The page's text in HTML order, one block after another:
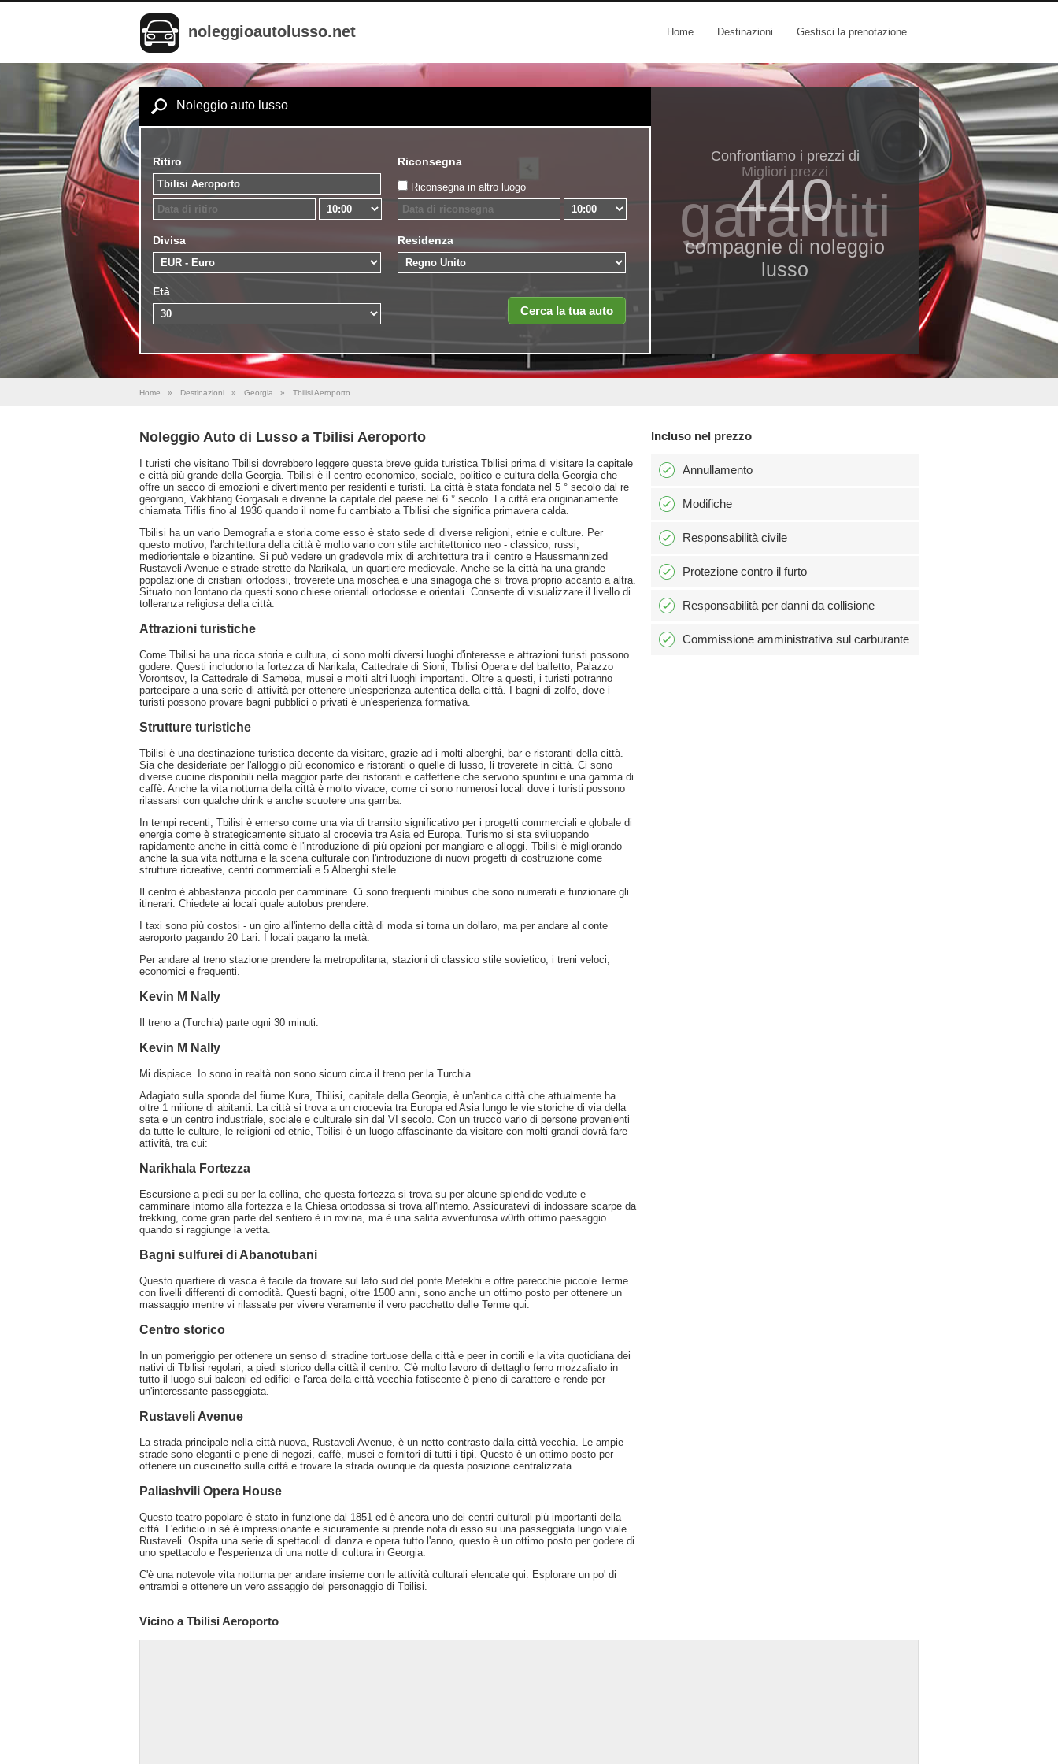
noleggioautolusso.net Home Destinazioni Gestisci la prenotazione
Noleggio auto lusso
Ritiro Riconsegna
Riconsegna in altro luogo
Divisa Residenza
Età
Confrontiamo i prezzi di
440
compagnie di noleggio
lusso
Migliori prezzi
garantiti
Home » Destinazioni » Georgia » Tbilisi Aeroporto
Noleggio Auto di Lusso a Tbilisi Aeroporto
I turisti che visitano Tbilisi dovrebbero leggere questa breve guida turistica Tbilisi prima di visitare la capitale
e città più grande della Georgia. Tbilisi è il centro economico, sociale, politico e cultura della Georgia che
offre un sacco di emozioni e divertimento per residenti e turisti. La città è stata fondata nel 5 ° secolo dal re
georgiano, Vakhtang Gorgasali e divenne la capitale del paese nel 6 ° secolo. La città era originariamente
chiamata Tiflis fino al 1936 quando il nome fu cambiato a Tbilisi che significa primavera calda.
Tbilisi ha un vario Demografia e storia come esso è stato sede di diverse religioni, etnie e culture. Per
questo motivo, l'architettura della città è molto vario con stile architettonico neo - classico, russi,
mediorientale e bizantine. Si può vedere un gradevole mix di architettura tra il centro e Haussmannized
Rustaveli Avenue e strade strette da Narikala, un quartiere medievale. Anche se la città ha una grande
popolazione di cristiani ortodossi, troverete una moschea e una sinagoga che si trova proprio accanto a altra.
Situato non lontano da questi sono chiese orientali ortodosse e orientali. Consente di visualizzare il livello di
tolleranza religiosa della città.
Attrazioni turistiche
Come Tbilisi ha una ricca storia e cultura, ci sono molti diversi luoghi d'interesse e attrazioni turisti possono
godere. Questi includono la fortezza di Narikala, Cattedrale di Sioni, Tbilisi Opera e del balletto, Palazzo
Vorontsov, la Cattedrale di Sameba, musei e molti altri luoghi importanti. Oltre a questi, i turisti potranno
partecipare a una serie di attività per ottenere un'esperienza autentica della città. I bagni di zolfo, dove i
turisti possono provare bagni pubblici o privati è un'esperienza formativa.
Strutture turistiche
Tbilisi è una destinazione turistica decente da visitare, grazie ad i molti alberghi, bar e ristoranti della città.
Sia che desideriate per l'alloggio più economico e ristoranti o quelle di lusso, li troverete in città. Ci sono
diverse cucine disponibili nella maggior parte dei ristoranti e caffetterie che servono spuntini e una gamma di
caffè. Anche la vita notturna della città è molto vivace, come ci sono numerosi locali dove i turisti possono
rilassarsi con qualche drink e anche scuotere una gamba.
In tempi recenti, Tbilisi è emerso come una via di transito significativo per i progetti commerciali e globale di
energia come è strategicamente situato al crocevia tra Asia ed Europa. Turismo si sta sviluppando
rapidamente anche in città come è l'introduzione di più opzioni per mangiare e alloggi. Tbilisi è migliorando
anche la sua vita notturna e la scena culturale con l'introduzione di nuovi progetti di costruzione come
strutture ricreative, centri commerciali e 5 Alberghi stelle.
Il centro è abbastanza piccolo per camminare. Ci sono frequenti minibus che sono numerati e funzionare gli
itinerari. Chiedete ai locali quale autobus prendere.
I taxi sono più costosi - un giro all'interno della città di moda si torna un dollaro, ma per andare al conte
aeroporto pagando 20 Lari. I locali pagano la metà.
Per andare al treno stazione prendere la metropolitana, stazioni di classico stile sovietico, i treni veloci,
economici e frequenti.
Kevin M Nally
Il treno a (Turchia) parte ogni 30 minuti.
Kevin M Nally
Mi dispiace. Io sono in realtà non sono sicuro circa il treno per la Turchia.
Adagiato sulla sponda del fiume Kura, Tbilisi, capitale della Georgia, è un'antica città che attualmente ha
oltre 1 milione di abitanti. La città si trova a un crocevia tra Europa ed Asia lungo le vie storiche di via della
seta e un centro industriale, sociale e culturale sin dal VI secolo. Con un trucco vario di persone provenienti
da tutte le culture, le religioni ed etnie, Tbilisi è un luogo affascinante da visitare con molti grandi dovrà fare
attività, tra cui:
Narikhala Fortezza
Escursione a piedi su per la collina, che questa fortezza si trova su per alcune splendide vedute e
camminare intorno alla fortezza e la Chiesa ortodossa si trova all'interno. Assicuratevi di indossare scarpe da
trekking, come gran parte del sentiero è in rovina, ma è una salita avventurosa w0rth ottimo paesaggio
quando si raggiunge la vetta.
Bagni sulfurei di Abanotubani
Questo quartiere di vasca è facile da trovare sul lato sud del ponte Metekhi e offre parecchie piccole Terme
con livelli differenti di comodità. Questi bagni, oltre 1500 anni, sono anche un ottimo posto per ottenere un
massaggio mentre vi rilassate per vivere veramente il vero pacchetto delle Terme qui.
Centro storico
In un pomeriggio per ottenere un senso di stradine tortuose della città e peer in cortili e la vita quotidiana dei
nativi di Tbilisi regolari, a piedi storico della città il centro. C'è molto lavoro di dettaglio ferro mozzafiato in
tutto il luogo sui balconi ed edifici e l'area della città vecchia fatiscente è pieno di carattere e rende per
un'interessante passeggiata.
Rustaveli Avenue
La strada principale nella città nuova, Rustaveli Avenue, è un netto contrasto dalla città vecchia. Le ampie
strade sono eleganti e piene di negozi, caffè, musei e fornitori di tutti i tipi. Questo è un ottimo posto per
ottenere un cuscinetto sulla città e trovare la strada ovunque da questa posizione centralizzata.
Paliashvili Opera House
Questo teatro popolare è stato in funzione dal 1851 ed è ancora uno dei centri culturali più importanti della
città. L'edificio in sé è impressionante e sicuramente si prende nota di esso su una passeggiata lungo viale
Rustaveli. Ospita una serie di spettacoli di danza e opera tutto l'anno, questo è un ottimo posto per godere di
uno spettacolo e l'esperienza di una notte di cultura in Georgia.
C'è una notevole vita notturna per andare insieme con le attività culturali elencate qui. Esplorare un po' di
entrambi e ottenere un vero assaggio del personaggio di Tbilisi.
Incluso nel prezzo
Annullamento
Modifiche
Responsabilità civile
Protezione contro il furto
Responsabilità per danni da collisione
Commissione amministrativa sul carburante
Vicino a Tbilisi Aeroporto